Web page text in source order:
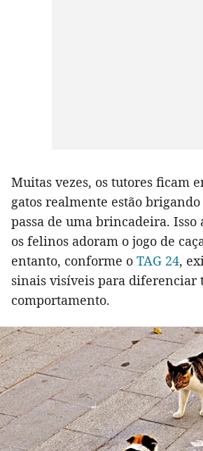
Muitas vezes, os tutores ficam
gatos realmente estão
passa de uma brincadeira. Isso
os felinos adoram o jogo de
entanto, conforme o TAG 24,
sinais visíveis para diferenciar
comportamento.